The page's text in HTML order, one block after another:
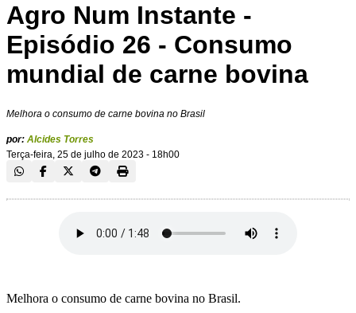
Agro Num Instante -
Episódio 26 - Consumo
mundial de carne bovina
Melhora o consumo de carne bovina no Brasil
por: Alcides Torres
Terça-feira, 25 de julho de 2023 - 18h00
Melhora o consumo de carne bovina no Brasil.